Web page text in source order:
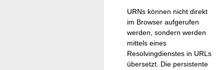
URNs können nicht direkt
im Browser aufgerufen
werden, sondern werden
mittels eines
Resolvingdienstes in URLs
übersetzt. Die persistente